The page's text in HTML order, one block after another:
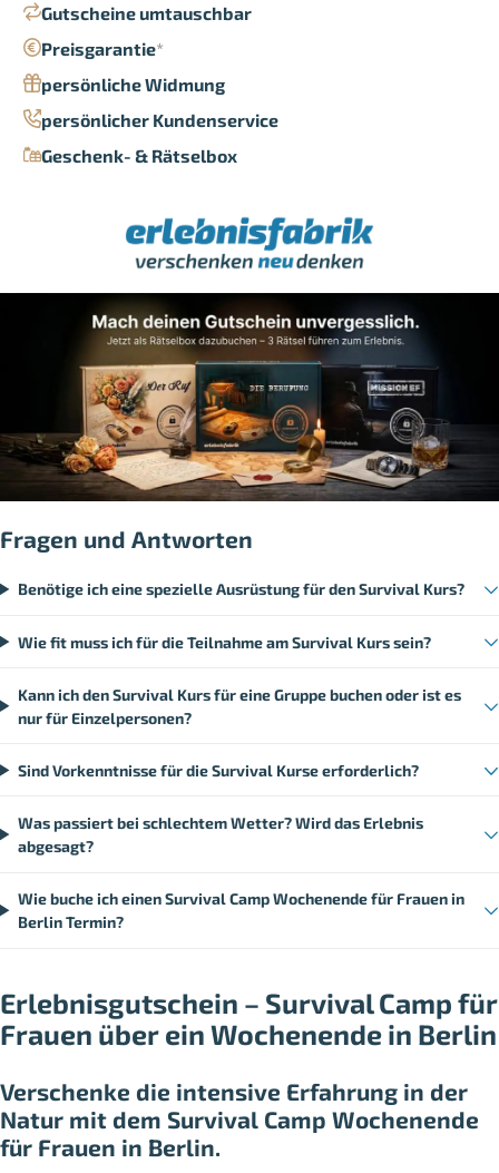
Gutscheine umtauschbar
Preisgarantie*
persönliche Widmung
persönlicher Kundenservice
Geschenk- & Rätselbox
Fragen und Antworten
Benötige ich eine spezielle Ausrüstung für den Survival Kurs?
Wie fit muss ich für die Teilnahme am Survival Kurs sein?
Kann ich den Survival Kurs für eine Gruppe buchen oder ist es
nur für Einzelpersonen?
Sind Vorkenntnisse für die Survival Kurse erforderlich?
Was passiert bei schlechtem Wetter? Wird das Erlebnis
abgesagt?
Wie buche ich einen Survival Camp Wochenende für Frauen in
Berlin Termin?
Erlebnisgutschein – Survival Camp für
Frauen über ein Wochenende in Berlin
Verschenke die intensive Erfahrung in der
Natur mit dem Survival Camp Wochenende
für Frauen in Berlin.